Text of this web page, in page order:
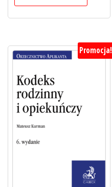
Promocja!